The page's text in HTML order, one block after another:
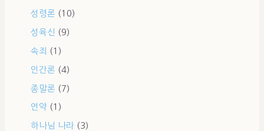
성령론 (10)
성육신 (9)
속죄 (1)
인간론 (4)
종말론 (7)
언약 (1)
하나님 나라 (3)